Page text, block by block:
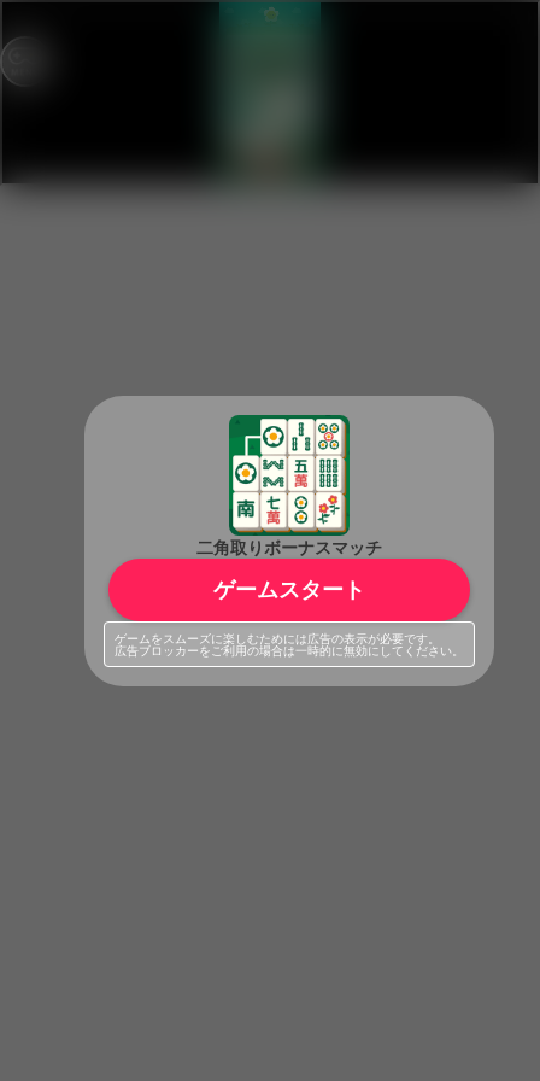
二角取りボーナスマッチ
ゲームスタート
ゲームをスムーズに楽しむためには広告の表示が必要です。
広告ブロッカーをご利用の場合は一時的に無効にしてください。